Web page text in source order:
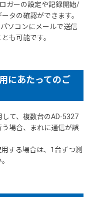
ガーの設定や記録開始/
タの確認ができます。
ソコンにメールで送信
も可能です。
にあたってのご
て、複数台のAD-5327
場合、まれに通信が誤
する場合は、1台ずつ測